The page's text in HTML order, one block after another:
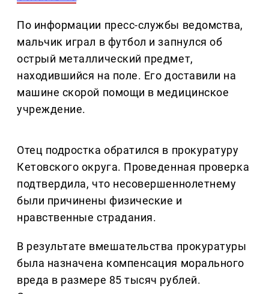
По информации пресс-службы ведомства,
мальчик играл в футбол и запнулся об
острый металлический предмет,
находившийся на поле. Его доставили на
машине скорой помощи в медицинское
учреждение.
Отец подростка обратился в прокуратуру
Кетовского округа. Проведенная проверка
подтвердила, что несовершеннолетнему
были причинены физические и
нравственные страдания.
В результате вмешательства прокуратуры
была назначена компенсация морального
вреда в размере 85 тысяч рублей.